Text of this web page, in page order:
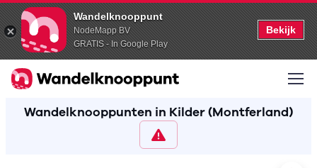
Wandelknooppunt
NodeMapp BV
GRATIS - In Google Play
Bekijk
Wandelknooppunten in Kilder (Montferland)